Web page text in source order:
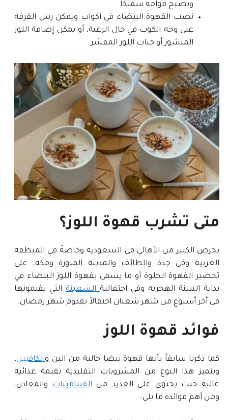
ويصبح قوامه سميكاً.
نصب القهوة البيضاء في أكواب ويمكن رش القرفة
على وجه الكوب في حال الرغبة، أو يمكن إضافة اللوز
المبشور أو حبات اللوز المقشر.
متى تشرب قهوة اللوز؟
يحرص الكثير من الأهالي في السعودية وخاصةً في المنطقة
الغربية وفي جدة والطائف والمدينة المنورة ومكة، على
تحضير القهوة الحلوة أو ما يسمى بقهوة اللوز البيضاء في
بداية السنة الهجرية وفي احتفاليةالشعبنة التي يقيمونها
في أخر أسبوع من شهر شعبان احتفالاً بقدوم شهر رمضان.
فوائد قهوة اللوز
كما ذكرنا سابقاً بأنها قهوة بيضا خالية من البن والكافيين،
ويتميز هذا النوع من المشروبات التقليدية بقيمة غذائية
عالية حيث يحتوي على العديد منالفيتاميناتوالمعادن،
ومن أهم فوائده ما يلي: